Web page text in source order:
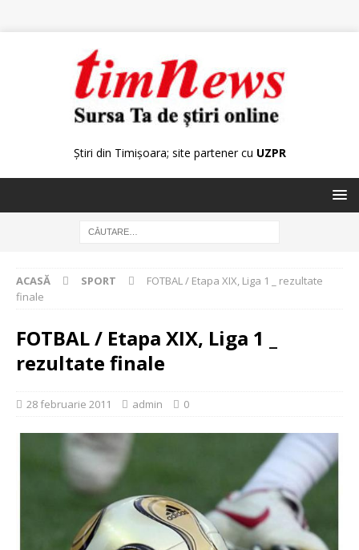
Știri din Timișoara; site partener cu UZPR
ACASĂ SPORT
FOTBAL / Etapa XIX, Liga 1 _ rezultate
finale
FOTBAL / Etapa XIX, Liga 1 _
rezultate finale
28 februarie 2011 admin 0